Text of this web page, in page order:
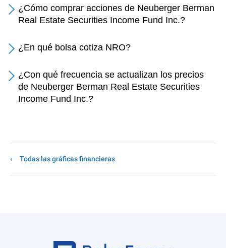
¿Cómo comprar acciones de Neuberger Berman
Real Estate Securities Income Fund Inc.?
¿En qué bolsa cotiza NRO?
¿Con qué frecuencia se actualizan los precios
de Neuberger Berman Real Estate Securities
Income Fund Inc.?
Todas las gráficas financieras